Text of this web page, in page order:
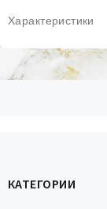
Характеристики
КАТЕГОРИИ